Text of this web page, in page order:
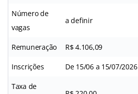
Número de
vagas
a definir
Remuneração R$ 4.106,09
Inscrições De 15/06 a 15/07/2026
Taxa de